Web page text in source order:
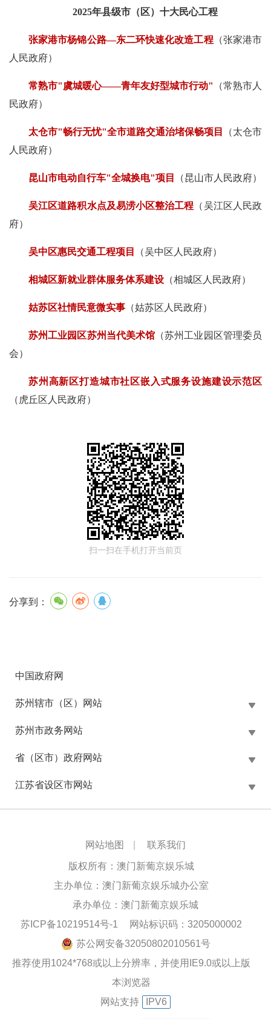
2025年县级市（区）十大民心工程
张家港市杨锦公路—东二环快速化改造工程（张家港市
人民政府）
常熟市"虞城暖心——青年友好型城市行动"
（常熟市人
民政府）
太仓市"畅行无忧"全市道路交通治堵保畅项目
（太仓市
人民政府）
昆山市电动自行车"全城换电"项目 （昆山市人民政府）
吴江区道路积水点及易涝小区整治工程 （吴江区人民政
府）
吴中区惠民交通工程项目 （吴中区人民政府）
相城区新就业群体服务体系建设 （相城区人民政府）
姑苏区社情民意微实事 （姑苏区人民政府）
苏州工业园区苏州当代美术馆 （苏州工业园区管理委员
会）
苏州高新区打造城市社区嵌入式服务设施建设示范区
（虎丘区人民政府）
扫一扫在手机打开当前页
分享到：
中国政府网
苏州辖市（区）网站
苏州市政务网站
省（区市）政府网站
江苏省设区市网站
网站地图 联系我们
版权所有：澳门新葡京娱乐城
主办单位：澳门新葡京娱乐城办公室
承办单位：澳门新葡京娱乐城
苏ICP备10219514号-1
网站标识码：3205000002
苏公网安备32050802010561号
推荐使用1024*768或以上分辨率，并使用IE9.0或以上版
本浏览器
网站支持
IPV6